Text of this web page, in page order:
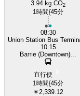
3.94 kg CO2
1時間{45分
08:30
Union Station Bus
10:15
Barrie (Downtown)...
直行便
1時間{45分
￥2,339.12